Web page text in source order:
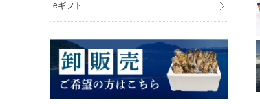
eギフト